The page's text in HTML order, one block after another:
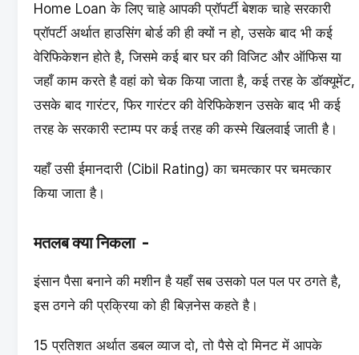
Home Loan के लिए चाहे आपकी प्रॉपर्टी बेशक चाहे सरकारी
प्रॉपर्टी अर्थात हाउसिंग बोर्ड की ही क्यों न हो, उसके बाद भी कई
वेरिफिकेशन होते है, जिसमे कई बार घर की विजिट और ऑफिस या
जहाँ काम करते है वहां को चेक किया जाता है, कई तरह के डॉक्यूमेंट,
उसके बाद गारंटर, फिर गारंटर की वेरिफिकेशन उसके बाद भी कई
तरह के सरकारी स्टाम्प पर कई तरह की कस्मे खिलवाई जाती है।
यहाँ उसी ईमानदारी (Cibil Rating) का चमत्कार पर चमत्कार
किया जाता है।
मतलब क्या निकला -
इंसान पैसा बनाने की मशीन है यहाँ सब उसको पल पल पर ठगते है,
इस ठगने की प्रक्रिया को ही बिज़नेस कहते है।
15 प्रतिशत अर्थात डबल व्याज दो, तो पैसे दो मिनट में आपके